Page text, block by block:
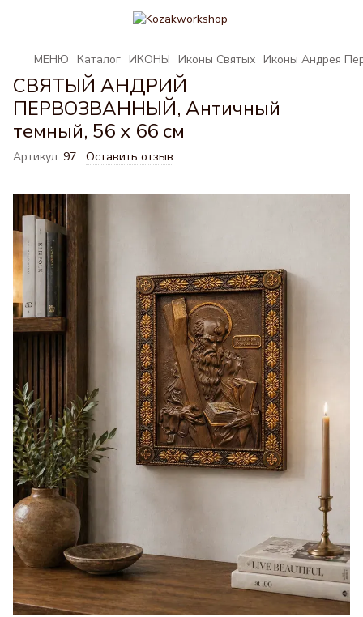
МЕНЮ Каталог ИКОНЫ Иконы Святых Иконы Андрея
СВЯТЫЙ АНДРИЙ
ПЕРВОЗВАННЫЙ, Античный
темный, 56 x 66 см
Артикул: 97 Оставить отзыв